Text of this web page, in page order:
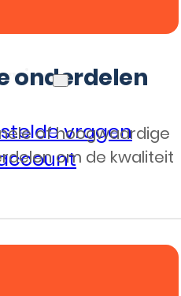
vragen
onderdelen
of hoogwaardige
om de kwaliteit